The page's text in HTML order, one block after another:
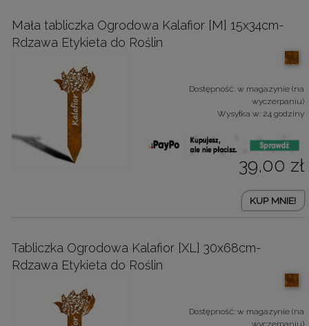
Mała tabliczka Ogrodowa Kalafior [M] 15x34cm-
Rdzawa Etykieta do Roślin
Dostępność: w magazynie (na
wyczerpaniu)
Wysyłka w: 24 godziny
39,00 zł
KUP MNIE!
Tabliczka Ogrodowa Kalafior [XL] 30x68cm-
Rdzawa Etykieta do Roślin
Dostępność: w magazynie (na
wyczerpaniu)